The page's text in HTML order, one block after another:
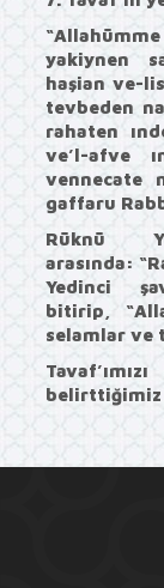
yakiynen
haşian ve-
tevbeden
rahaten
ve’l-afve
vennecate
gaffaru
Rüknü
arasında:
Yedinci
bitirip,
selamlar ve
belirttiğimiz